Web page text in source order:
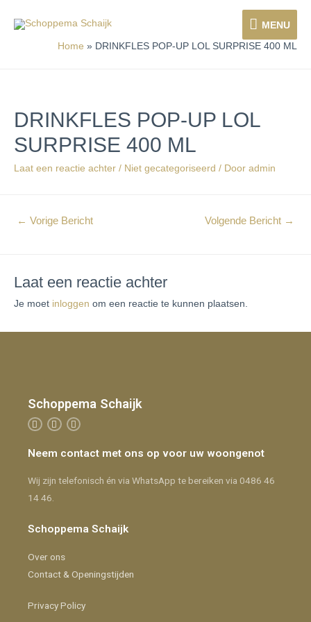
MENU
Home DRINKFLES POP-UP LOL SURPRISE 400 ML
DRINKFLES POP-UP LOL
SURPRISE 400 ML
Laat een reactie achter / Niet gecategoriseerd / Door admin
← Vorige Bericht Volgende Bericht →
Laat een reactie achter
Je moet inloggen om een reactie te kunnen plaatsen.
Schoppema Schaijk
Neem contact met ons op voor uw woongenot
Wij zijn telefonisch én via WhatsApp te bereiken via 0486 46
14 46.
Schoppema Schaijk
Over ons
Contact & Openingstijden
Privacy Policy